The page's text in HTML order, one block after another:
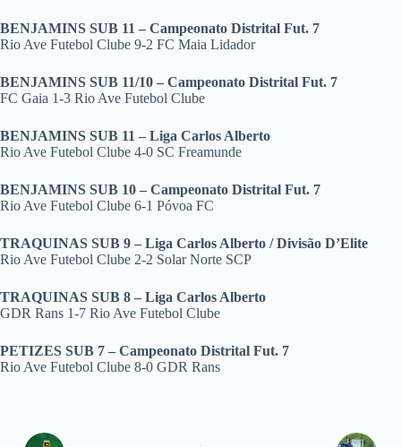
BENJAMINS SUB 11 – Campeonato Distrital Fut. 7
Rio Ave Futebol Clube 9-2 FC Maia Lidador
BENJAMINS SUB 11/10 – Campeonato Distrital Fut. 7
FC Gaia 1-3 Rio Ave Futebol Clube
BENJAMINS SUB 11 – Liga Carlos Alberto
Rio Ave Futebol Clube 4-0 SC Freamunde
BENJAMINS SUB 10 – Campeonato Distrital Fut. 7
Rio Ave Futebol Clube 6-1 Póvoa FC
TRAQUINAS SUB 9 – Liga Carlos Alberto / Divisão D’Elite
Rio Ave Futebol Clube 2-2 Solar Norte SCP
TRAQUINAS SUB 8 – Liga Carlos Alberto
GDR Rans 1-7 Rio Ave Futebol Clube
PETIZES SUB 7 – Campeonato Distrital Fut. 7
Rio Ave Futebol Clube 8-0 GDR Rans